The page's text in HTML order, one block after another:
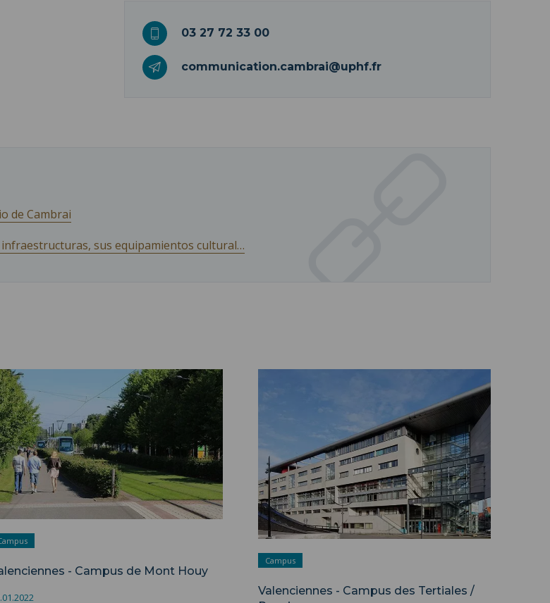
03 27 72 33 00
communication.cambrai@uphf.fr
de Cambrai
infraestructuras, sus equipamientos cultural…
- Campus de Mont Houy ">
- Campus de Mont Houy
Campus
Valenciennes - Campus des Tertiales /